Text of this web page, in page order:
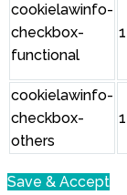
cookielawinfo-
checkbox-
functional
cookielawinfo-
checkbox-
others
Save & Accept